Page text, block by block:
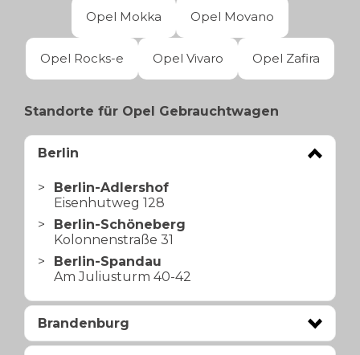
Opel Mokka Opel Movano
Opel Rocks-e Opel Vivaro Opel Zafira
Standorte für Opel Gebrauchtwagen
Berlin
Berlin-Adlershof
Eisenhutweg 128
Berlin-Schöneberg
Kolonnenstraße 31
Berlin-Spandau
Am Juliusturm 40-42
Brandenburg